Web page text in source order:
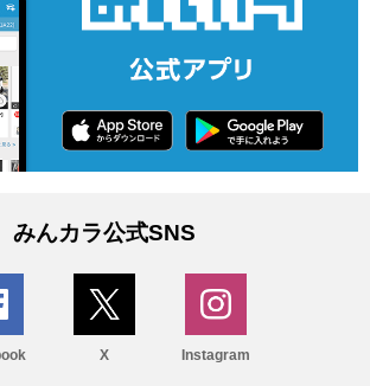
みんカラ公式SNS
X Instagram